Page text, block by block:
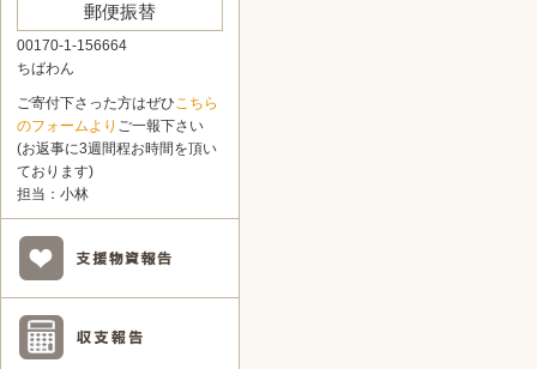
郵便振替
00170-1-156664
ちばわん
ご寄付下さった方はぜひこちら
のフォームより ご一報下さい
(お返事に3週間程お時間を頂い
ております)
担当：小林